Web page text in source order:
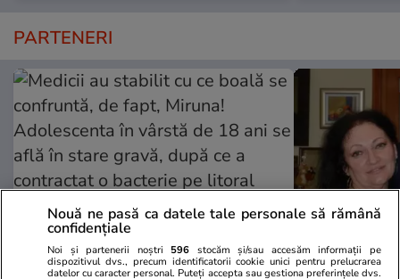
PARTENERI
Wowbiz.ro Redactia.ro
Nouă ne pasă ca datele tale personale să rămână
confidențiale
Noi și partenerii noștri 596 stocăm și/sau accesăm informații pe
dispozitivul dvs., precum identificatorii cookie unici pentru prelucrarea
datelor cu caracter personal. Puteți accepta sau gestiona preferințele dvs.